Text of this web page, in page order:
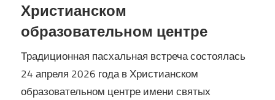
Христианском
образовательном центре
Традиционная пасхальная встреча состоялась
24 апреля 2026 года в Христианском
образовательном центре имени святых